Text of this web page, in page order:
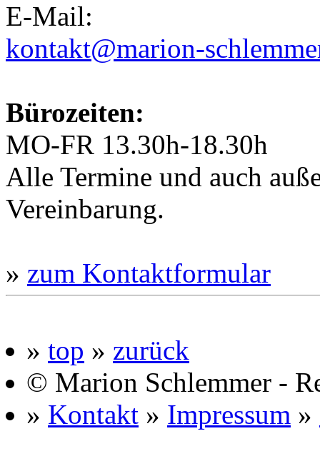
E-Mail:
kontakt@marion-
Bürozeiten:
MO-FR 13.30h-18.30h
Alle Termine und auch
Vereinbarung.
» zum Kontaktformular
» top » zurück
© Marion Schlemmer -
» Kontakt » Impressum »